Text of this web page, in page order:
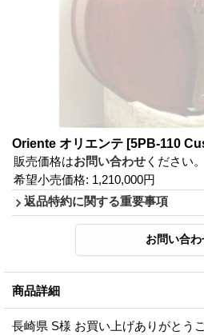
Oriente オリエンテ [5PB-110
販売価格はお問い合わせ ください。
希望小売価格: 1,210,000円
返品特約に関する重要事項
商品詳細
長崎県 S様 お買い上げありがとう